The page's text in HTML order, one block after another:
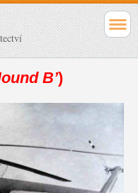
B’)